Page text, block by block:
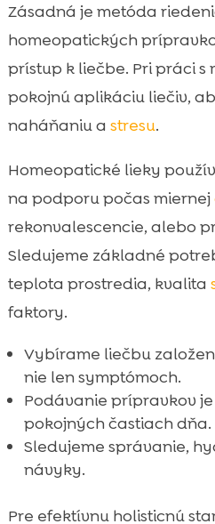
Zásadná je metóda
homeopatických
prístup k liečbe. Pri práci
pokojnú aplikáciu liečiv,
naháňaniu a stresu.
Homeopatické lieky
na podporu počas miernej
rekonvalescencie, alebo
Sledujeme základné
teplota prostredia, kvalita
faktory.
Vybírame liečbu
nie len symptómoch.
Podávanie prípravkov
pokojných častiach dňa.
Sledujeme správanie,
návyky.
Pre efektívnu holisticnú